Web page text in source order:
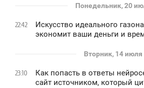
Понедельник, 20
22:42
Искусство идеального
экономит ваши деньги и
Вторник, 14 июля
23:10
Как попасть в ответы
сайт источником, который